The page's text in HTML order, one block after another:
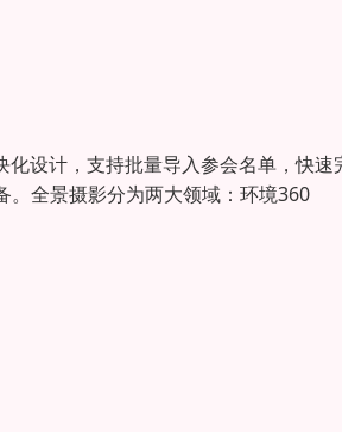
设计，支持批量导入参会名单，快速
。全景摄影分为两大领域：环境360